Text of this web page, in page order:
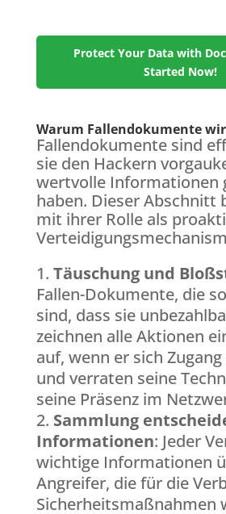
Protect Your Data with
Started Now!
Warum Fallendokumente
Fallendokumente sind
sie den Hackern
wertvolle Informationen
haben. Dieser Abschnitt
mit ihrer Rolle als
Täuschung und
Fallen-Dokumente, die
sind, dass sie
zeichnen alle Aktionen
auf, wenn er sich
und verraten seine
seine Präsenz im
Sammlung
Informationen: Jeder
wichtige Informationen
Angreifer, die für die
Sicherheitsmaßnahmen